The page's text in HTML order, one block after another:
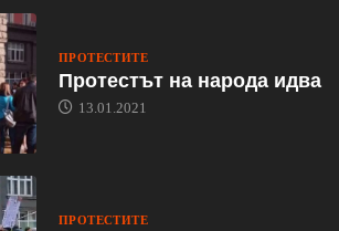
ПРОТЕСТИТЕ
Протестът на народа идва
13.01.2021
ПРОТЕСТИТЕ